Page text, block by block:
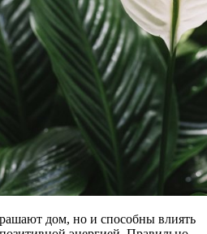
дом, но и способны влиять